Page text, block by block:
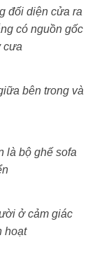
đối diện cửa ra
có nguồn gốc
cưa
bên trong và
là bộ ghế sofa
ở cảm giác
hoạt